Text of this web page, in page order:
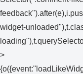
widget-
>